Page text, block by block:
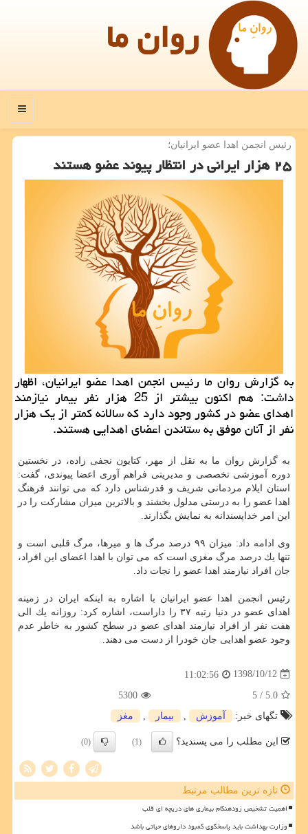
روان ما
منو
رئیس انجمن اهدا عضو ایرانیان؛
۲۵ هزار ایرانی در انتظار پیوند عضو هستند
به گزارش روان ما رئیس انجمن اهدا عضو ایرانیان، اظهار
داشت: هم اكنون بیشتر از 25 هزار نفر بیمار نیازمند
اهدای عضو در كشور وجود دارد كه سالانه كمتر از یك هزار
نفر از آنان موفق به ستاندن اعضای اهدایی هستند.
به گزارش روان ما به نقل از مهر، كتایون نجفی زاده، در نخستین
دوره آموزشی تخصصی و مدیریتی فراهم آوری اعضا پیوندی، گفت:
استان ایلام مردمانی شریف و قدرشناس دارد كه می توانند فرهنگ
اهدا عضو را به درستی مدلول بخشند و بالاترین میزان مشاركت را در
این امر خداپسندانه به نمایش بگذارند.
وی ادامه داد: میزان ۹۹ درصد مرگ ها و میرها، مرگ قلبی است و
تنها یك درصد مرگ مغزی است كه می توان با اهدا اعضای این افراد،
جان افراد نیازمند اهدا عضو را نجات داد.
رئیس انجمن اهدا عضو ایرانیان با اشاره به اینكه ایران در زمینه
اهدای عضو در دنیا رتبه ۳۷ را داراست، اشاره كرد: روزانه یك الی
هفت نفر از افراد نیازمند اهدای عضو در سطح كشور به خاطر عدم
وجود عضو اهدایی جان خودرا از دست می دهند.
1398/10/12
11:02:56
5.0
/ 5
5300
تگهای خبر:
آموزش بیمار مغز
این مطلب را می پسندید؟ (1)
(0)
تازه ترین مطالب مرتبط
اهمیت تشخیص زودهنگام بیماری های دریچه ای قلب
وزارت بهداشت باید پاسخگوی کمبود داروهای حیاتی باشد